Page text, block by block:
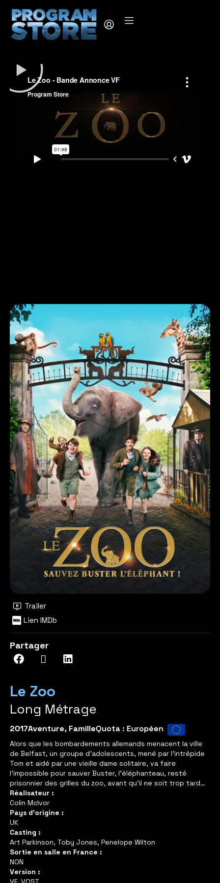
Trailer
Lien IMDb
Partager
Le Zoo
Long Métrage
2017Aventure, FamilleQuota : Européen
Alors que les bombardements allemands menacent la ville
de Belfast, un groupe d’adolescents, mené par l’intrépide
Tom et aidé par une vieille dame solitaire, va faire
l’impossible pour sauver Buster, l’éléphanteau, resté
prisonnier des grilles du zoo, avant qu’il ne soit trop tard…
Réalisateur :
Colin McIvor
Pays d'origine :
UK
Casting :
Art Parkinson, Toby Jones, Penelope Wilton
Sortie en salle en France :
NON
Version :